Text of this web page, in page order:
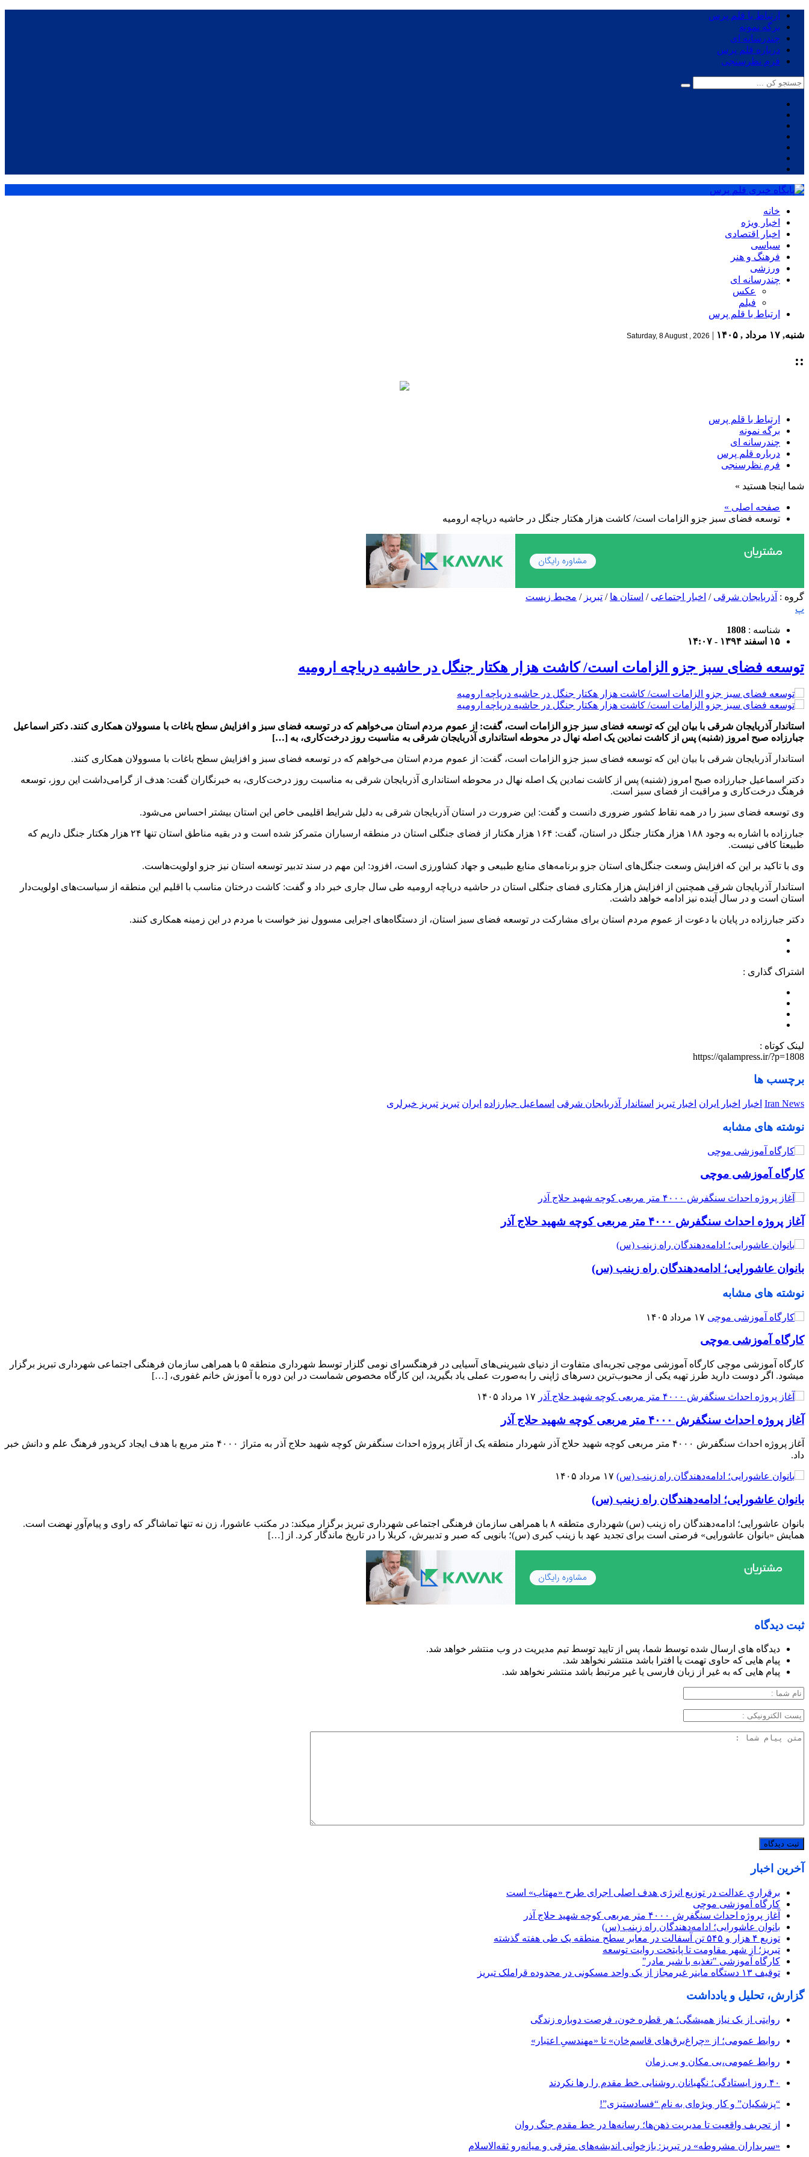
ارتباط با قلم پرس
برگه نمونه
چندرسانه ای
درباره قلم پرس
فرم نظرسنجی
خانه
اخبار ویژه
اخبار اقتصادی
سیاسی
فرهنگ و هنر
ورزشی
چندرسانه ای
عکس
فیلم
ارتباط با قلم پرس
شنبه, ۱۷ مرداد , ۱۴۰۵ |
Saturday, 8 August , 2026
::
ارتباط با قلم پرس
برگه نمونه
چندرسانه ای
درباره قلم پرس
فرم نظرسنجی
شما اینجا هستید »
صفحه اصلی »
توسعه فضای سبز جزو الزامات است/ کاشت هزار هکتار جنگل در حاشیه دریاچه ارومیه
گروه : آذربایجان شرقی / اخبار اجتماعی / استان ها / تبریز / محیط زیست
پ
شناسه : 1808
۱۵ اسفند ۱۳۹۴ - ۱۴:۰۷
توسعه فضای سبز جزو الزامات است/ کاشت هزار هکتار جنگل در حاشیه دریاچه ارومیه
استاندار آذربایجان شرقی با بیان این که توسعه فضای سبز جزو الزامات است، گفت: از عموم مردم استان می‌خواهم که در توسعه فضای سبز و افزایش سطح باغات با مسوولان همکاری کنند. دکتر اسماعیل
جبارزاده صبح امروز (شنبه) پس از کاشت نمادین یک اصله نهال در محوطه استانداری آذربایجان شرقی به مناسبت روز درخت‌کاری، به […]
استاندار آذربایجان شرقی با بیان این که توسعه فضای سبز جزو الزامات است، گفت: از عموم مردم استان می‌خواهم که در توسعه فضای سبز و افزایش سطح باغات با مسوولان همکاری کنند.
دکتر اسماعیل جبارزاده صبح امروز (شنبه) پس از کاشت نمادین یک اصله نهال در محوطه استانداری آذربایجان شرقی به مناسبت روز درخت‌کاری، به خبرنگاران گفت: هدف از گرامی‌داشت این روز، توسعه
فرهنگ درخت‌کاری و مراقبت از فضای سبز است.
وی توسعه فضای سبز را در همه نقاط کشور ضروری دانست و گفت: این ضرورت در استان آذربایجان شرقی به دلیل شرایط اقلیمی خاص این استان بیشتر احساس می‌شود.
جبارزاده با اشاره به وجود ۱۸۸ هزار هکتار جنگل در استان، گفت: ۱۶۴ هزار هکتار از فضای جنگلی استان در منطقه ارسباران متمرکز شده است و در بقیه مناطق استان تنها ۲۴ هزار هکتار جنگل داریم که
طبیعتا کافی نیست.
وی با تاکید بر این که افزایش وسعت جنگل‌های استان جزو برنامه‌های منابع طبیعی و جهاد کشاورزی است، افزود: این مهم در سند تدبیر توسعه استان نیز جزو اولویت‌هاست.
استاندار آذربایجان شرقی همچنین از افزایش هزار هکتاری فضای جنگلی استان در حاشیه دریاچه ارومیه طی سال جاری خبر داد و گفت: کاشت درختان مناسب با اقلیم این منطقه از سیاست‌های اولویت‌دار
استان است و در سال آینده نیز ادامه خواهد داشت.
دکتر جبارزاده در پایان با دعوت از عموم مردم استان برای مشارکت در توسعه فضای سبز استان، از دستگاه‌های اجرایی مسوول نیز خواست با مردم در این زمینه همکاری کنند.
اشتراک گذاری :
لینک کوتاه :
https://qalampress.ir/?p=1808
برچسب ها
Iran News اخبار اخبار ایران اخبار تبریز استاندار آذربایجان شرقی اسماعیل جبارزاده ایران تبریز تبریز خبرلری
نوشته های مشابه
کارگاه آموزشی موچی
آغاز پروژه احداث سنگفرش ۴۰۰۰ متر مربعی کوچه شهید حلاج آذر
بانوان عاشورایی؛ ادامه‌دهندگان راه زینب (س)
نوشته های مشابه
۱۷ مرداد ۱۴۰۵
کارگاه آموزشی موچی
کارگاه آموزشی موچی کارگاه آموزشی موچی تجربه‌ای متفاوت از دنیای شیرینی‌های آسیایی در فرهنگسرای نومی گلزار توسط شهرداری منطقه ۵ با همراهی سازمان فرهنگی اجتماعی شهرداری تبریز برگزار
میشود. اگر دوست دارید طرز تهیه یکی از محبوب‌ترین دسرهای ژاپنی را به‌صورت عملی یاد بگیرید، این کارگاه مخصوص شماست در این دوره با آموزش خانم غفوری، […]
۱۷ مرداد ۱۴۰۵
آغاز پروژه احداث سنگفرش ۴۰۰۰ متر مربعی کوچه شهید حلاج آذر
آغاز پروژه احداث سنگفرش ۴۰۰۰ متر مربعی کوچه شهید حلاج آذر شهردار منطقه یک از آغاز پروژه احداث سنگفرش کوچه شهید حلاج آذر به متراژ ۴۰۰۰ متر مربع با هدف ایجاد کریدور فرهنگ علم و دانش خبر
داد.
۱۷ مرداد ۱۴۰۵
بانوان عاشورایی؛ ادامه‌دهندگان راه زینب (س)
بانوان عاشورایی؛ ادامه‌دهندگان راه زینب (س) شهرداری متطقه ۸ با همراهی سازمان فرهنگی اجتماعی شهرداری تبریز برگزار میکند: در مکتب عاشورا، زن نه تنها تماشاگر که راوی و پیام‌آورِ نهضت است.
همایش «بانوان عاشورایی» فرصتی است برای تجدید عهد با زینب کبری (س)؛ بانویی که صبر و تدبیرش، کربلا را در تاریخ ماندگار کرد. از […]
ثبت دیدگاه
دیدگاه های ارسال شده توسط شما، پس از تایید توسط تیم مدیریت در وب منتشر خواهد شد.
پیام هایی که حاوی تهمت یا افترا باشد منتشر نخواهد شد.
پیام هایی که به غیر از زبان فارسی یا غیر مرتبط باشد منتشر نخواهد شد.
آخرین اخبار
برقراری عدالت در توزیع انرژی هدف اصلی اجرای طرح «مهتاب» است
کارگاه آموزشی موچی
آغاز پروژه احداث سنگفرش ۴۰۰۰ متر مربعی کوچه شهید حلاج آذر
بانوان عاشورایی؛ ادامه‌دهندگان راه زینب (س)
توزیع ۴ هزار و ۵۴۵ تن آسفالت در معابر سطح منطقه یک طی هفته گذشته
تبریز؛ از شهر مقاومت تا پایتخت روایت توسعه
کارگاه آموزشی "تغذیه با شیر مادر"
توقیف ۱۳ دستگاه ماینر غیرمجاز از یک واحد مسکونی در محدوده قراملک تبریز
گزارش، تحلیل و یادداشت
روایتی از یک نیاز همیشگی؛ هر قطره خون، فرصت دوباره زندگی
روابط عمومی؛ از «چراغ‌برق‌های قاسم‌خان» تا «مهندسیِ اعتبار»
روابط عمومی،بی مکان و بی زمان
۴۰ روز ایستادگی؛ نگهبانان روشنایی خط مقدم را رها نکردند
“پزشکیان” و کار ویژه‌ای به نام “فسادستیزی”!
از تحریف واقعیت تا مدیریت ذهن‌ها؛ رسانه‌ها در خط مقدم جنگ روان
«سربداران مشروطه» در تبریز: بازخوانی اندیشه‌های مترقی و میانه‌رو ثقه‌الاسلام